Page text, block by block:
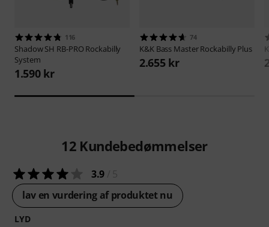
116
ShadowSH RB-PRO Rockabilly
System
1.590 kr
74
K&K Bass Master Rockabilly Plus
2.655 kr
12 Kundebedømmelser
3.9
lav en vurdering af produktet nu
LYD